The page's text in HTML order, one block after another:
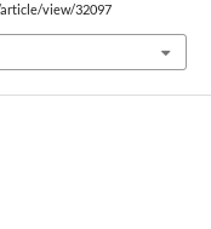
view/32097